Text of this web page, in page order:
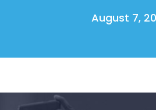
Shop
August 7,